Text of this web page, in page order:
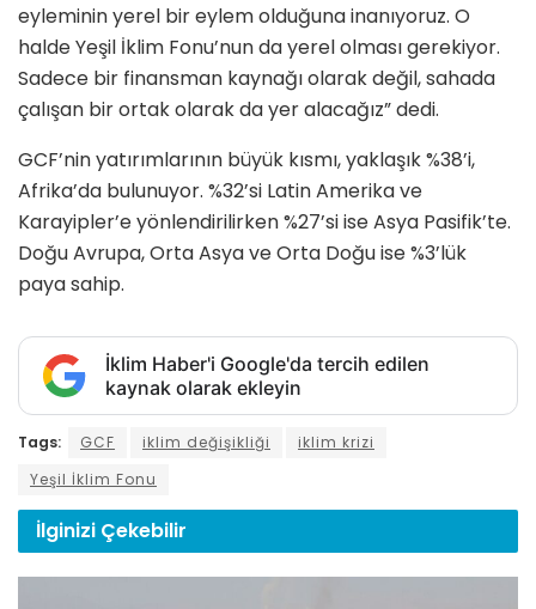
eyleminin yerel bir eylem olduğuna inanıyoruz. O
halde Yeşil İklim Fonu’nun da yerel olması gerekiyor.
Sadece bir finansman kaynağı olarak değil, sahada
çalışan bir ortak olarak da yer alacağız” dedi.
GCF’nin yatırımlarının büyük kısmı, yaklaşık %38’i,
Afrika’da bulunuyor. %32’si Latin Amerika ve
Karayipler’e yönlendirilirken %27’si ise Asya Pasifik’te.
Doğu Avrupa, Orta Asya ve Orta Doğu ise %3’lük
paya sahip.
İklim Haber'i Google'da tercih edilen
kaynak olarak ekleyin
Tags: GCF iklim değişikliği
iklim krizi
Yeşil İklim Fonu
İlginizi Çekebilir